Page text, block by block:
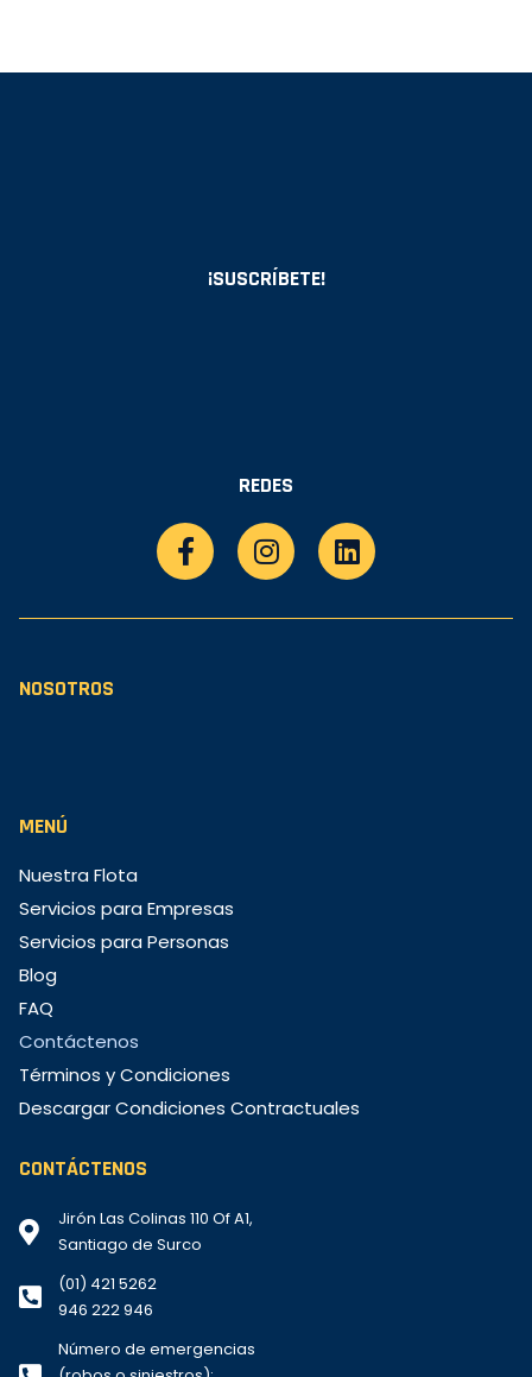
¡SUSCRÍBETE!
REDES
NOSOTROS
MENÚ
Nuestra Flota
Servicios para Empresas
Servicios para Personas
Blog
FAQ
Contáctenos
Términos y Condiciones
Descargar Condiciones Contractuales
CONTÁCTENOS
Jirón Las Colinas 110 Of A1,
Santiago de Surco
(01) 421 5262
946 222 946
Número de emergencias